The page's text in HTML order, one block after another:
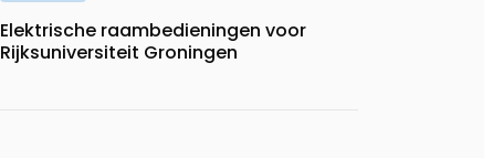
Elektrische raambedieningen voor
Rijksuniversiteit Groningen